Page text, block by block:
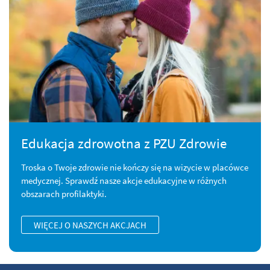
Edukacja zdrowotna z PZU Zdrowie
Troska o Twoje zdrowie nie kończy się na wizycie w placówce
medycznej. Sprawdź nasze akcje edukacyjne w różnych
obszarach profilaktyki.
WIĘCEJ O NASZYCH AKCJACH